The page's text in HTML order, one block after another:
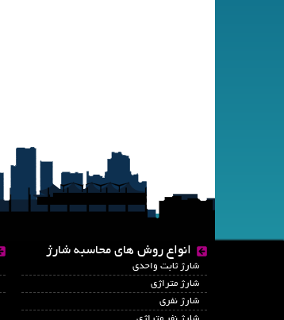
انواع روش های محاسبه شارژ
شارژ ثابت واحدی
شارژ متراژی
شارژ نفری